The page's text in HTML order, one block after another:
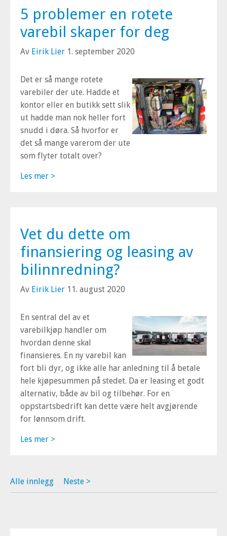
5 problemer en rotete
varebil skaper for deg
Av Eirik Lier 1. september 2020
Det er så mange rotete
varebiler der ute. Hadde et
kontor eller en butikk sett slik
ut hadde man nok heller fort
snudd i døra. Så hvorfor er
det så mange varerom der ute
som flyter totalt over?
Les mer >
Vet du dette om
finansiering og leasing av
bilinnredning?
Av Eirik Lier 11. august 2020
En sentral del av et
varebilkjøp handler om
hvordan denne skal
finansieres. En ny varebil kan
fort bli dyr, og ikke alle har anledning til å betale
hele kjøpesummen på stedet. Da er leasing et godt
alternativ, både av bil og tilbehør. For en
oppstartsbedrift kan dette være helt avgjørende
for lønnsom drift.
Les mer >
Alle innlegg Neste >